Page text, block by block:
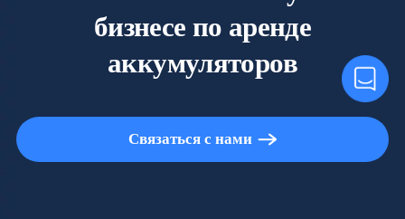
бизнесе по аренде
аккумуляторов
Связаться с нами